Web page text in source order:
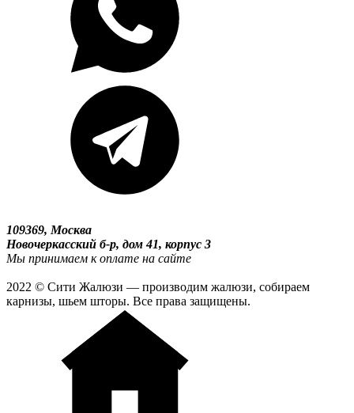
109369, Москва
Новочеркасский б-р, дом 41, корпус 3
Мы принимаем к оплате на сайте
2022 © Сити Жалюзи — производим жалюзи, собираем
карнизы, шьем шторы. Все права защищены.